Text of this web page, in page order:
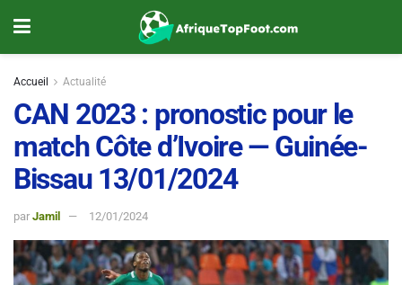
Accueil Actualité
CAN 2023 : pronostic pour le
match Côte d’Ivoire — Guinée-
Bissau 13/01/2024
par Jamil 12/01/2024